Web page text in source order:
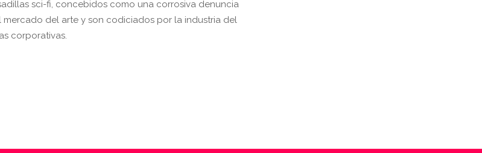
sci-fi, concebidos como una corrosiva denuncia
mercado del arte y son codiciados por la industria del
corporativas.